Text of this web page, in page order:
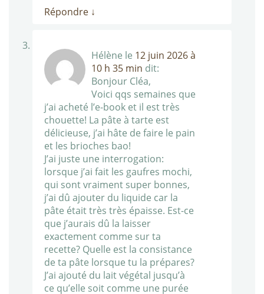
Répondre ↓
Hélène le 12 juin 2026 à
10 h 35 min dit:
Bonjour Cléa,
Voici qqs semaines que
j’ai acheté l’e-book et il est très
chouette! La pâte à tarte est
délicieuse, j’ai hâte de faire le pain
et les brioches bao!
J’ai juste une interrogation:
lorsque j’ai fait les gaufres mochi,
qui sont vraiment super bonnes,
j’ai dû ajouter du liquide car la
pâte était très très épaisse. Est-ce
que j’aurais dû la laisser
exactement comme sur ta
recette? Quelle est la consistance
de ta pâte lorsque tu la prépares?
J’ai ajouté du lait végétal jusqu’à
ce qu’elle soit comme une purée